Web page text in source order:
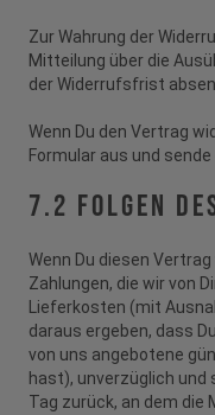
Zur Wahrung der
Mitteilung über die
der Widerrufsfrist
Wenn Du den Vertrag
Formular aus und
7.2 Folgen
Wenn Du diesen
Zahlungen, die wir von
Lieferkosten (mit
daraus ergeben, dass
von uns angebotene
hast), unverzüglich und
Tag zurück, an dem die